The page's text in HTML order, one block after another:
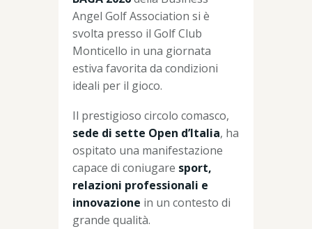
Angel Golf Association si è
svolta presso il Golf Club
Monticello in una giornata
estiva favorita da condizioni
ideali per il gioco.
Il prestigioso circolo comasco,
sede di sette Open d’Italia, ha
ospitato una manifestazione
capace di coniugare sport,
relazioni professionali e
innovazione in un contesto di
grande qualità.